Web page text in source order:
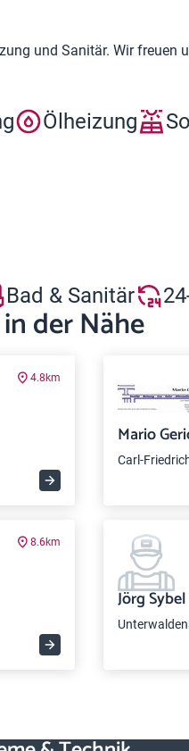
und Sanitär. Wir freuen
Ölheizung
Bad & Sanitär
der Nähe
4.8km
Mario
Carl-
8.6km
Jörg Sybel